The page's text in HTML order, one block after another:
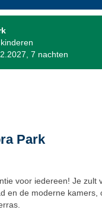
7 nachten
Park
voor iedereen! Je zult
en de moderne kamers,